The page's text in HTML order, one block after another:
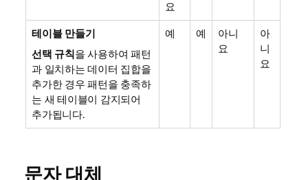
요
테이블 만들기
선택 규칙을 사용하여 패턴
과 일치하는 데이터 집합을
추가한 경우 패턴을 충족하
는 새 테이블이 감지되어
추가됩니다.
예 예
아니
요
아
니
요
문자 대체